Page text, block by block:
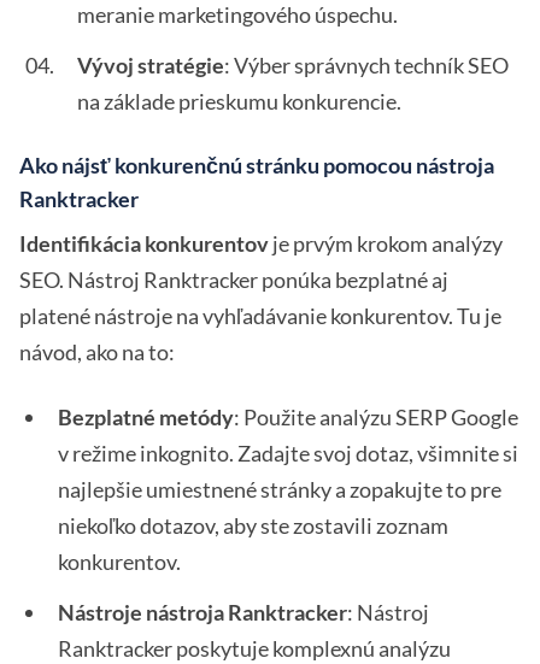
meranie marketingového úspechu.
Vývoj stratégie: Výber správnych techník SEO
na základe prieskumu konkurencie.
Ako nájsť konkurenčnú stránku pomocou nástroja
Ranktracker
Identifikácia konkurentovje prvým krokom analýzy
SEO. Nástroj Ranktracker ponúka bezplatné aj
platené nástroje na vyhľadávanie konkurentov. Tu je
návod, ako na to:
Bezplatné metódy: Použite analýzu SERP Google
v režime inkognito. Zadajte svoj dotaz, všimnite si
najlepšie umiestnené stránky a zopakujte to pre
niekoľko dotazov, aby ste zostavili zoznam
konkurentov.
Nástroje nástroja Ranktracker: Nástroj
Ranktracker poskytuje komplexnú analýzu